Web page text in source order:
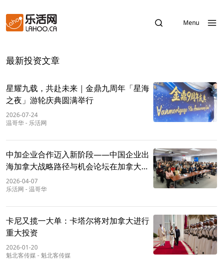
Menu
最新投资文章
星耀九载，共赴未来｜金鼎九周年「星海
之夜」游轮庆典圆满举行
2026-07-24
温哥华- 乐活网
中加企业合作迈入新阶段——中国企业出
海加拿大战略路径与机会论坛在加拿大成
功举办
2026-04-07
乐活网 -温哥华
卡尼又揽一大单：卡塔尔将对加拿大进行
重大投资
2026-01-20
魁北客传媒- 魁北客传媒